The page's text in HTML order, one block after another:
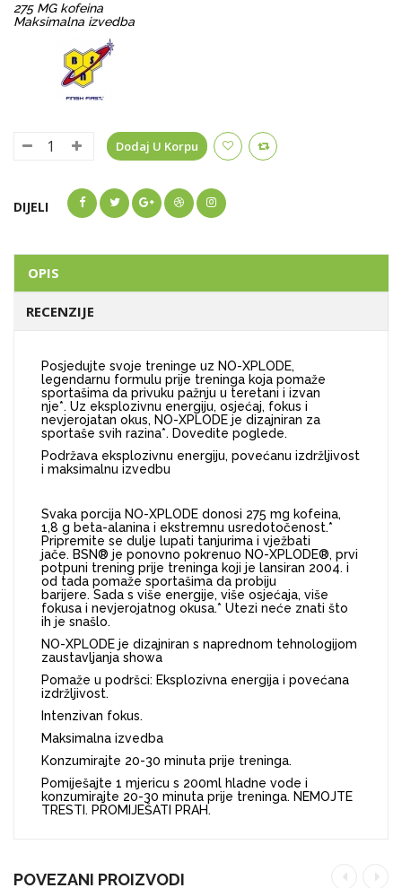
275 MG kofeina
Maksimalna izvedba
Dodaj U Korpu
DIJELI
OPIS
RECENZIJE
Posjedujte svoje treninge uz NO-XPLODE,
legendarnu formulu prije treninga koja pomaže
sportašima da privuku pažnju u teretani i izvan
nje*. Uz eksplozivnu energiju, osjećaj, fokus i
nevjerojatan okus, NO-XPLODE je dizajniran za
sportaše svih razina*. Dovedite poglede.
Podržava eksplozivnu energiju, povećanu izdržljivost
i maksimalnu izvedbu
Svaka porcija NO-XPLODE donosi 275 mg kofeina,
1,8 g beta-alanina i ekstremnu usredotočenost.*
Pripremite se dulje lupati tanjurima i vježbati
jače. BSN® je ponovno pokrenuo NO-XPLODE®, prvi
potpuni trening prije treninga koji je lansiran 2004. i
od tada pomaže sportašima da probiju
barijere. Sada s više energije, više osjećaja, više
fokusa i nevjerojatnog okusa.* Utezi neće znati što
ih je snašlo.
NO-XPLODE je dizajniran s naprednom tehnologijom
zaustavljanja showa
Pomaže u podršci: Eksplozivna energija i povećana
izdržljivost.
Intenzivan fokus.
Maksimalna izvedba
Konzumirajte 20-30 minuta prije treninga.
Pomiješajte 1 mjericu s 200ml hladne vode i
konzumirajte 20-30 minuta prije treninga. NEMOJTE
TRESTI. PROMIJEŠATI PRAH.
POVEZANI PROIZVODI